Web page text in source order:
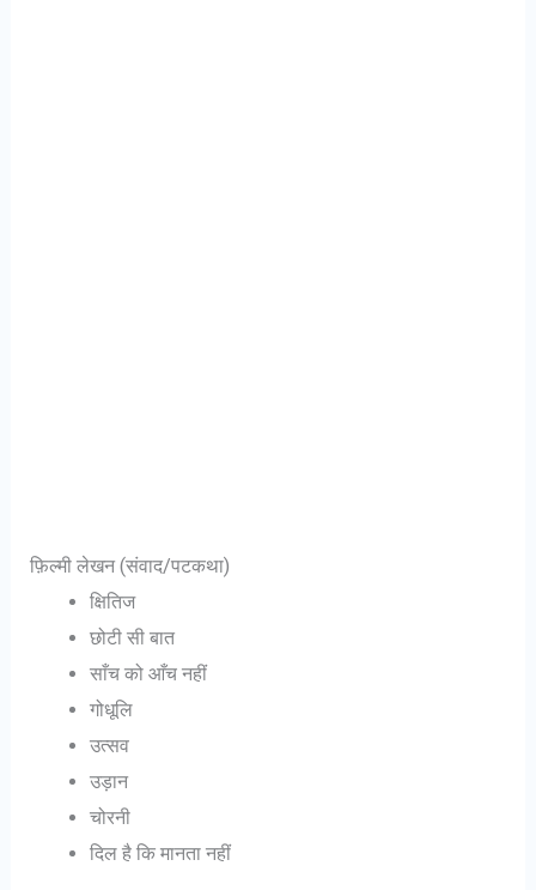
फ़िल्मी लेखन (संवाद/पटकथा)
क्षितिज
छोटी सी बात
साँच को आँच नहीं
गोधूलि
उत्सव
उड़ान
चोरनी
दिल है कि मानता नहीं